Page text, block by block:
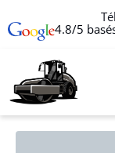
4.8/5